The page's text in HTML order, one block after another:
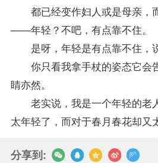
都已经变作妇人或是母亲，
——年轻？不吧，有点靠不住。
是呀，年轻是有点靠不住，
你只看我拿手杖的姿态它会
睛亦然。
老实说，我是一个年轻的老
太年轻了，而对于春月春花却又
分享到: